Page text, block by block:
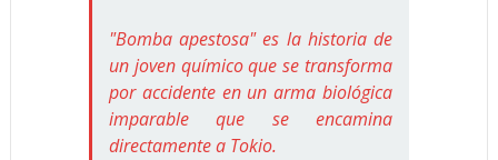
"Bomba apestosa" es la historia de
un joven químico que se transforma
por accidente en un arma biológica
imparable que se encamina
directamente a Tokio.